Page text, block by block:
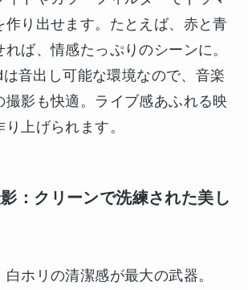
作り出せます。たとえば、赤と青
ば、情感たっぷりのシーンに。
音出し可能な環境なので、音楽
撮影も快適。ライブ感あふれる映
上げられます。
：クリーンで洗練された美し
ホリの清潔感が最大の武器。